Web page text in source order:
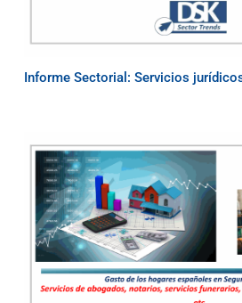
Informe Sectorial: Servicios